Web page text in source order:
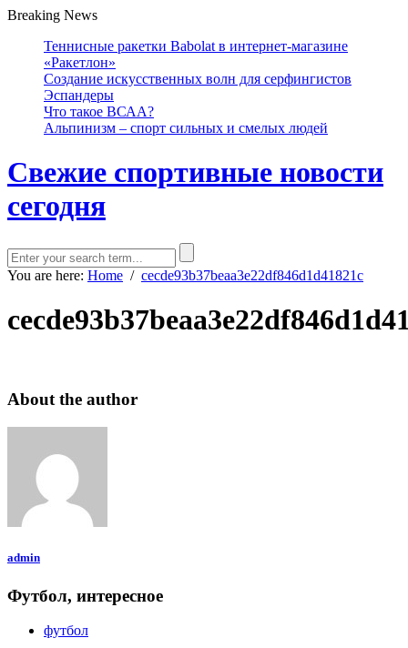
Breaking News
Теннисные ракетки Babolat в интернет-магазине
«Ракетлон»
Создание искусственных волн для серфингистов
Эспандеры
Что такое ВСАА?
Альпинизм – спорт сильных и смелых людей
Свежие спортивные новости
сегодня
You are here: Home / cecde93b37beaa3e22df846d1d41821c
About the author
admin
Футбол, интересное
футбол